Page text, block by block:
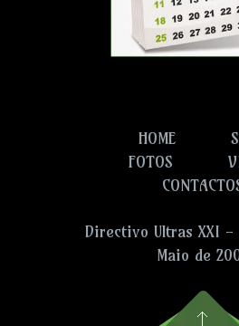
HOME
FOTOS
Directivo Ultras XXI -
Maio de